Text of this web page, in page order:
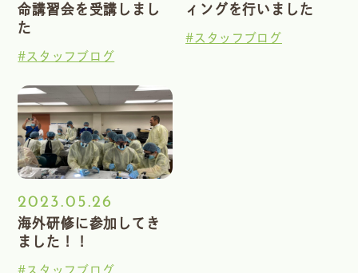
命講習会を受講しまし
た
#スタッフブログ
ィングを行いました
#スタッフブログ
2023.05.26
海外研修に参加してき
ました！！
#スタッフブログ